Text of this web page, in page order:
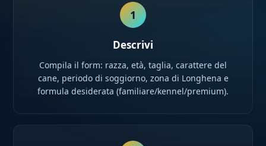
1
Descrivi
Compila il form: razza, età, taglia, carattere del
cane, periodo di soggiorno, zona di Longhena e
formula desiderata (familiare/kennel/premium).